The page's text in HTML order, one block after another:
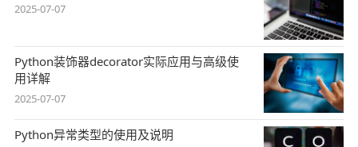
2025-07-07
Python装饰器decorator实际应用与高级使
用详解
2025-07-07
Python异常类型的使用及说明